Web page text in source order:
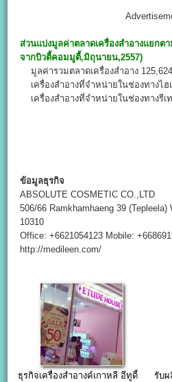
ส่วนแบ่งมูลค่าตลาดเครื่องสำอางแยกต
จากบิวตี้คอมมูตี้,มิถุนายน,2557)
มูลค่ารวมตลาดเครื่องสำอาง
เครื่องสำอางที่จำหน่ายในช่องทางไฮ
เครื่องสำอางที่จำหน่ายในช่องทางรีเ
ข้อมูลธุรกิจ
ABSOLUTE COSMETIC CO.,LTD
506/66 Ramkhamhaeng 39 (Tepleela)
10310
Office: +6621054123 Mobile:
http://medileen.com/
ธุรกิจเครื่องสำอางค์เกาหลี อีทูดี้
รับผ